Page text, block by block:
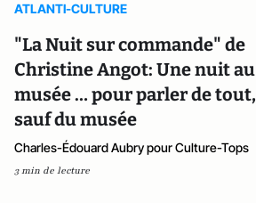
ATLANTI-CULTURE
"La Nuit sur commande" de
Christine Angot: Une nuit au
musée … pour parler de tout,
sauf du musée
Charles-Édouard Aubry pour Culture-Tops
3 min de lecture